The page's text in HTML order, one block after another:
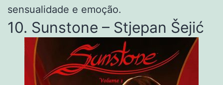
sensualidade e emoção.
10. Sunstone – Stjepan Šejić